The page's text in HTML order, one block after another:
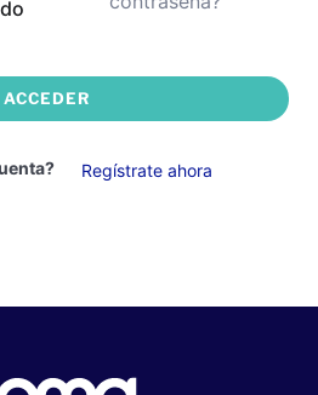
ACCEDER
Regístrate ahora